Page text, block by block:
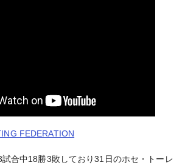
FEDERATION
合中18勝3敗しており31日のホセ・トーレ